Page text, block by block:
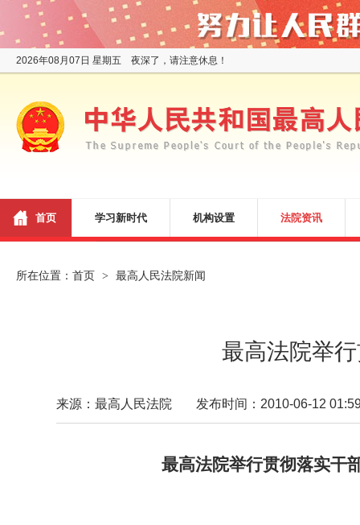
2026年08月07日 星期五 夜深了，请注意休息！
首页 学习新时代 机构设置 法院资讯
所在位置： 首页 > 最高人民法院新闻
最高法院举
来源：最高人民法院 发布时间：2010-06-12
最高法院举行贯彻落实干部选